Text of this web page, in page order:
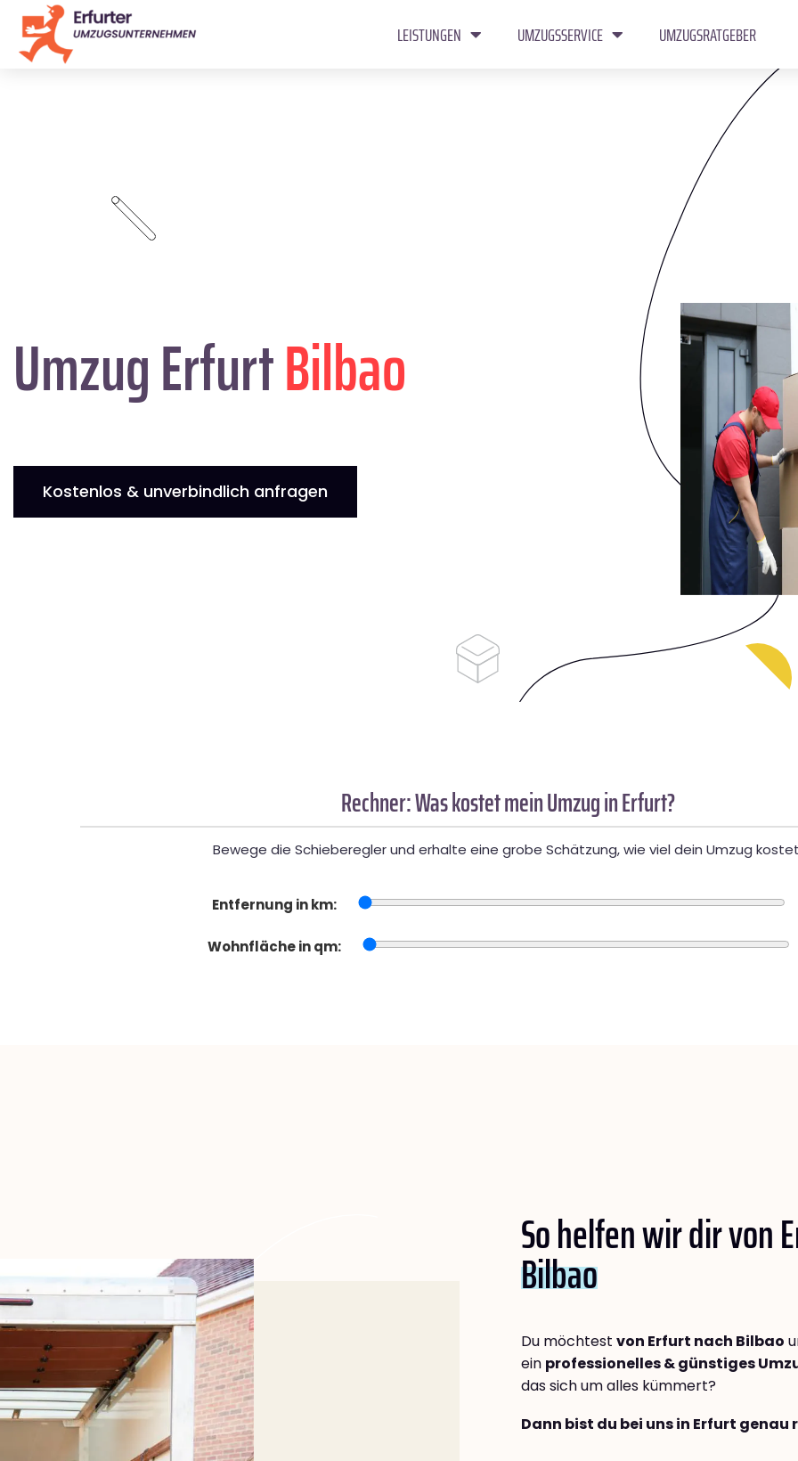
LEISTUNGEN UMZUGSSERVICE UMZUGSRATGEBER
Umzug ErfurtBilbao
Kostenlos & unverbindlich anfragen
Rechner: Was kostet mein Umzug in Erfurt?
Bewege die Schieberegler und erhalte eine grobe Schätzung, wie viel dein Umzug
Entfernung in km:
Wohnfläche in qm:
So helfen wir dir von
Bilbao
Du möchtest von Erfurt nach Bilbao
ein professionelles & günstiges
das sich um alles kümmert?
Dann bist du bei uns in Erfurt